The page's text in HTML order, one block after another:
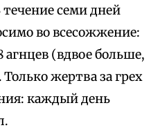
семи дней
во всесожжение:
агнцев (вдвое больше,
жертва за грех
каждый день